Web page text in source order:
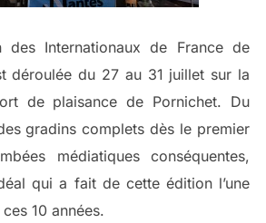
des Internationaux de France de
déroulée du 27 au 31 juillet sur la
de plaisance de Pornichet. Du
gradins complets dès le premier
médiatiques conséquentes,
qui a fait de cette édition l’une
10 années.